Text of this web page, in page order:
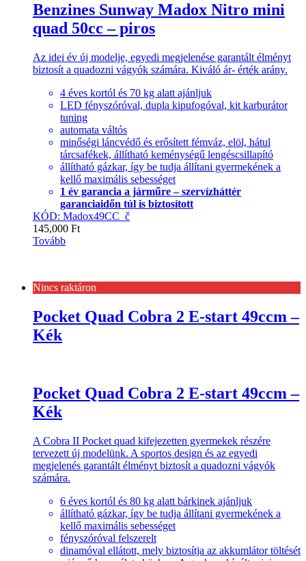
Benzines Sunway Madox Nitro mini
quad 50cc – piros
Az idei év új modelje, egyedi megjelenése garantált élményt
biztosít a quadozni vágyók számára. Kiváló ár- érték arány.
4 éves kortól és 70 kg alatt ajánljuk
LED fényszóróval, dupla kipufogóval, kit karburátor
tuning
automata váltós
minőségi láncvédő és erősített fémváz, elöl, hátul
tárcsafékek, állítható keménységű lengéscsillapító
állítható gázkar, így be tudja állítani gyermekének a
kellő maximális sebességet
1 év garancia a járműre – szervízháttér
garanciaidőn túl is biztosított
KÓD: Madox49CC_č
145,000 Ft
Tovább
Nincs raktáron
Pocket Quad Cobra 2 E-start 49ccm –
Kék
Pocket Quad Cobra 2 E-start 49ccm –
Kék
A Cobra II Pocket quad kifejezetten gyermekek részére
tervezett új modelünk. A sportos design és az egyedi
megjelenés garantált élményt biztosít a quadozni vágyók
számára.
6 éves kortól és 80 kg alatt bárkinek ajánljuk
állítható gázkar, így be tudja állítani gyermekének a
kellő maximális sebességet
fényszóróval felszerelt
dinamóval ellátott, mely biztosítja az akkumlátor töltését